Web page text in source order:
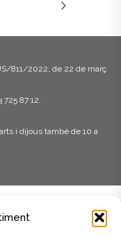
811/2022, de 22 de març
725 87 12.
i dijous també de 10 a